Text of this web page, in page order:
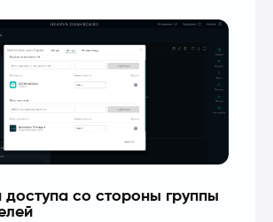
доступа со стороны группы